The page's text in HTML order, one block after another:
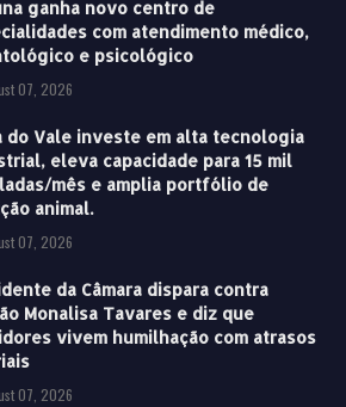
ganha novo centro de
com atendimento médico,
e psicológico
07, 2026
do Vale investe em alta tecnologia
eleva capacidade para 15 mil
mês e amplia portfólio de
animal.
07, 2026
da Câmara dispara contra
Monalisa Tavares e diz que
vivem humilhação com atrasos
07, 2026